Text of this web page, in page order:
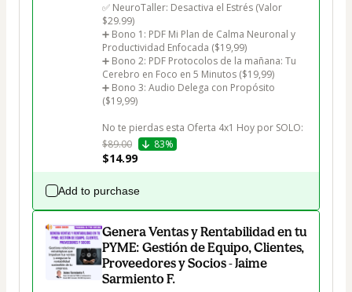
✅ NeuroTaller: Desactiva el Estrés (Valor
$29.99)
➕ Bono 1: PDF Mi Plan de Calma Neuronal y
Productividad Enfocada ($19,99)
➕ Bono 2: PDF Protocolos de la mañana: Tu
Cerebro en Foco en 5 Minutos ($19,99)
➕ Bono 3: Audio Delega con Propósito
($19,99)
No te pierdas esta Oferta 4x1 Hoy por SOLO:
$89.00
83%
$14.99
Add to purchase
Genera Ventas y Rentabilidad en tu
PYME: Gestión de Equipo, Clientes,
Proveedores y Socios - Jaime
Sarmiento F.